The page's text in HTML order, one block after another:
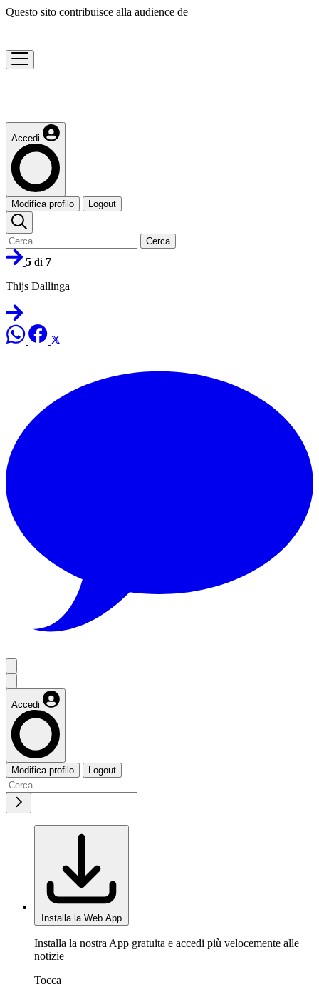
Questo sito contribuisce alla audience de
Accedi
Modifica profilo Logout
Cerca
5 di 7
Thijs Dallinga
Accedi
Modifica profilo Logout
Installa la Web App
Installa la nostra App gratuita e accedi più velocemente alle
notizie
Tocca